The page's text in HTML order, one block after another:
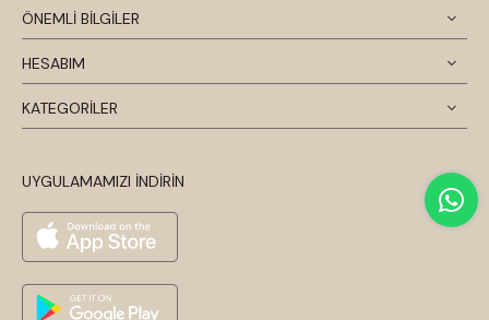
ÖNEMLİ BİLGİLER
HESABIM
KATEGORİLER
UYGULAMAMIZI İNDİRİN